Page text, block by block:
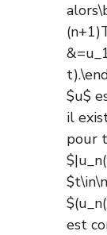
$u$
il
pour
est